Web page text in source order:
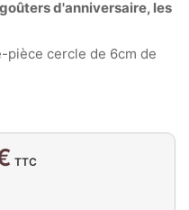
goûters d'anniversaire, les
pièce cercle de 6cm de
TTC